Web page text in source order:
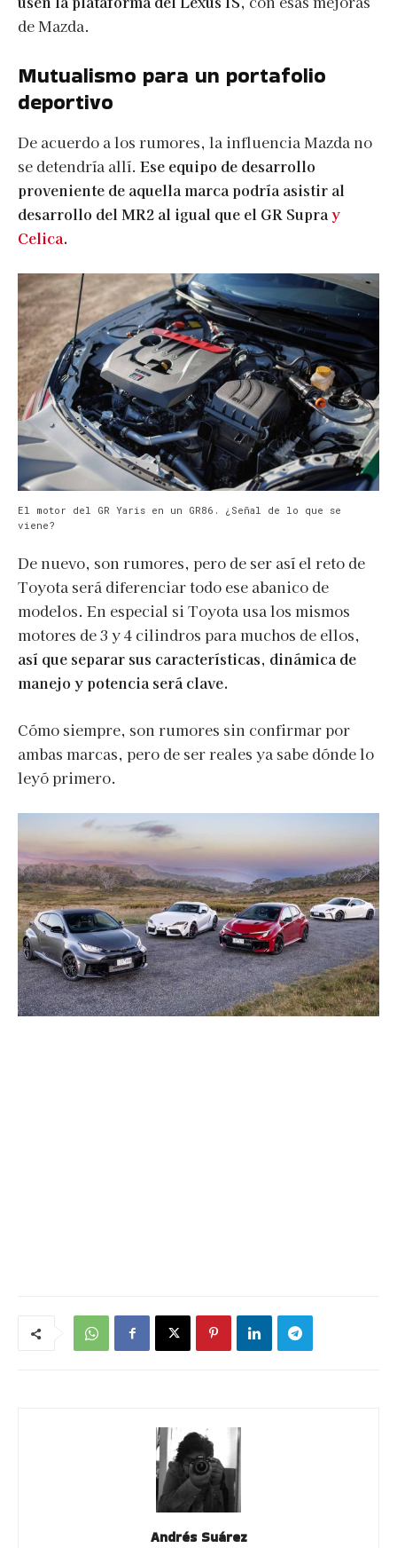
de Mazda.
Mutualismo para un portafolio
deportivo
De acuerdo a los rumores, la influencia Mazda no
se detendría allí. Ese equipo de desarrollo
proveniente de aquella marca podría asistir al
desarrollo del MR2 al igual que el GR Supray
Celica.
El motor del GR Yaris en un GR86. ¿Señal de lo que se
viene?
De nuevo, son rumores, pero de ser así el reto de
Toyota será diferenciar todo ese abanico de
modelos. En especial si Toyota usa los mismos
motores de 3 y 4 cilindros para muchos de ellos,
así que separar sus características, dinámica de
manejo y potencia será clave.
Cómo siempre, son rumores sin confirmar por
ambas marcas, pero de ser reales ya sabe dónde lo
leyó primero.
Andrés Suárez